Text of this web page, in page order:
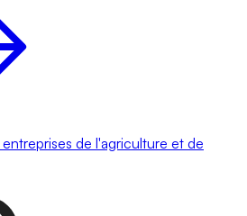
de l'agriculture et de